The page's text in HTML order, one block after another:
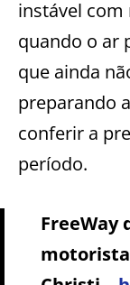
instável com
quando o ar
que ainda
preparando
conferir a
período.
FreeWay